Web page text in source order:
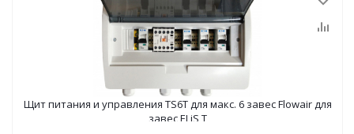
Щит питания и управления TS6T для макс. 6 завес Flowair для
завес ELiS T